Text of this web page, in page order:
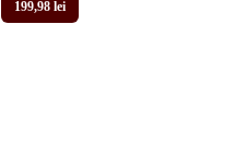
199,98 lei